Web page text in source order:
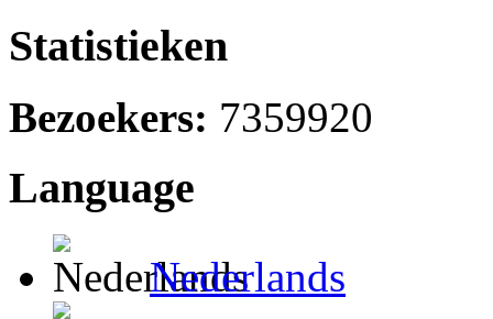
Statistieken
Bezoekers: 7359920
Language
Nederlands